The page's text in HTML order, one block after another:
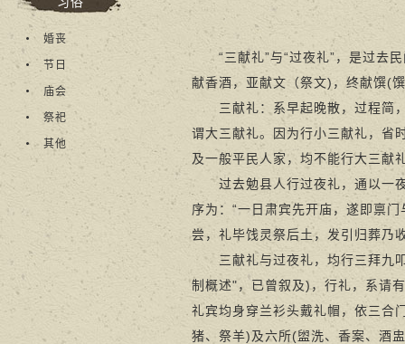
婚丧
节日
庙会
祭祀
其他
“三献礼”与“过夜礼”，是过去民
献香酒，亚献文（祭文)，终献馔(
三献礼：系早起晚散，过程简，
谓大三献礼。因为行小三献礼，省
及一般平民人家，均不能行大三献
过去勉县人行过夜礼，通以一夜
序为：“一日肃宾先开庙，遂即禀
尝，礼毕饯灵祭后土，发引归葬乃
三献礼与过夜礼，均行三拜九叩
制概述"，已曾叙及)，行礼，系请
礼宾均身穿兰衫头戴礼帽，依三合
猪、祭羊)及六所(盥洗、香案、酒